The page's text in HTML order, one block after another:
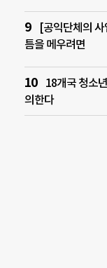
[공익단체의
틈을 메우려면
18개국 청소
의한다